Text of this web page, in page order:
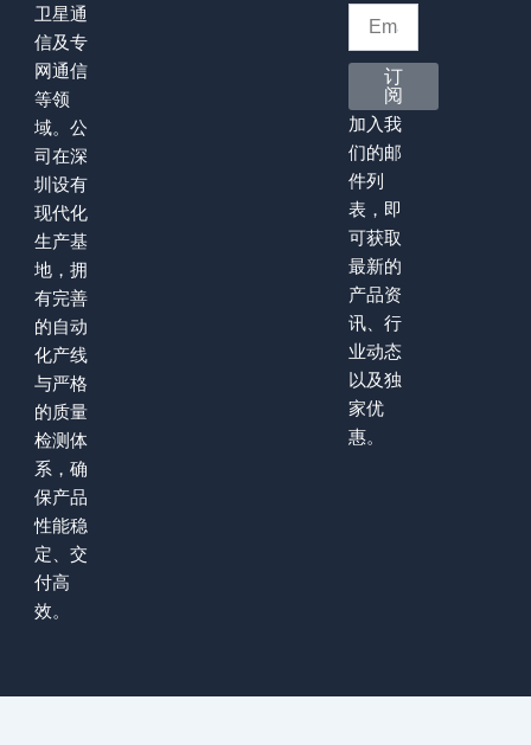
卫星通
信及专
网通信
等领
域。公
司在深
圳设有
现代化
生产基
地，拥
有完善
的自动
化产线
与严格
的质量
检测体
系，确
保产品
性能稳
定、交
付高
效。
订
阅
加入我
们的邮
件列
表，即
可获取
最新的
产品资
讯、行
业动态
以及独
家优
惠。